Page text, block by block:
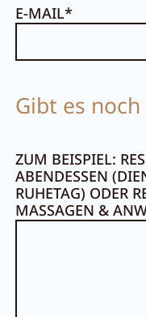
E-MAIL
Gibt es
ZUM BEISPIEL:
ABENDESSEN
RUHETAG) ODER
MASSAGEN &